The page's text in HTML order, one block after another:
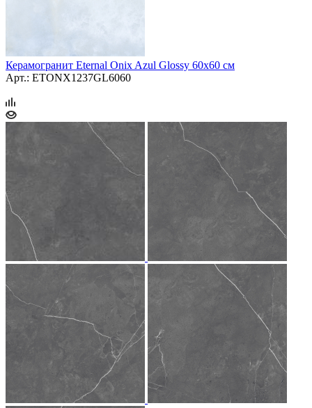
Керамогранит Eternal Onix Azul Glossy 60x60 см
Арт.: ETONX1237GL6060